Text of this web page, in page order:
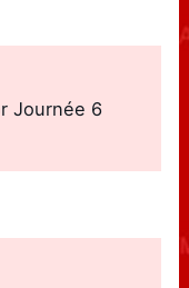
Journée 6